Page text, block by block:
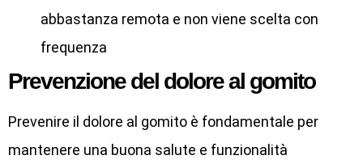
abbastanza remota e non viene scelta con
frequenza
Prevenzione del dolore al gomito
Prevenire il dolore al gomito è fondamentale per
mantenere una buona salute e funzionalità